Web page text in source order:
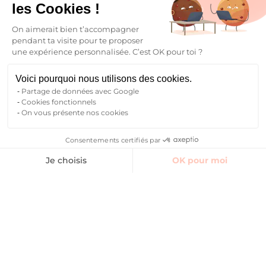
Toutes les villes
Qui sommes-nous ?
Blog
FAQ
Suivre la communauté
FacebookYouTubeLinkedIn
les Cookies !
On aimerait bien t’accompagner
pendant ta visite pour te proposer
une expérience personnalisée. C’est OK pour toi ?
Voici pourquoi nous utilisons des cookies.
Partage de données avec Google
Cookies fonctionnels
On vous présente nos cookies
Consentements certifiés par
Je choisis OK pour moi